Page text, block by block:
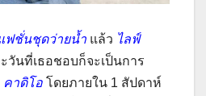
ฟชั่นชุดว่ายน้ำ แล้ว ไลฟ์
นที่เธอชอบก็จะเป็นการ
คาดิโอ โดยภายใน 1 สัปดาห์